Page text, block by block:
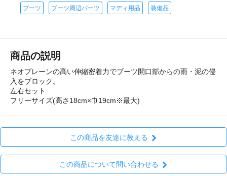
ブーツ ブーツ周辺パーツ マディ用品 装備品
商品の説明
ネオプレーンの高い伸縮密着力でブーツ開口部からの雨・泥の侵
入をブロック。
左右セット
フリーサイズ(高さ18cm×巾19cm※最大)
この商品を友達に教える
この商品について問い合わせる